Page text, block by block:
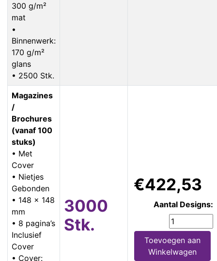
300 g/m²
mat
•
Binnenwerk:
170 g/m²
glans
• 2500 Stk.
Magazines
/
Brochures
(vanaf 100
stuks)
• Met
Cover
• Nietjes
Gebonden
• 148 x 148
mm
• 8 pagina’s
Inclusief
Cover
• Cover:
3000
Stk.
€422,53
Aantal Designs:
Toevoegen aan
Winkelwagen